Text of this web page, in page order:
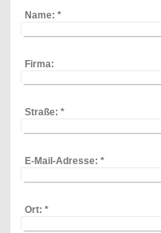
Name: *
Firma:
Straße: *
E-Mail-Adresse: *
Ort: *